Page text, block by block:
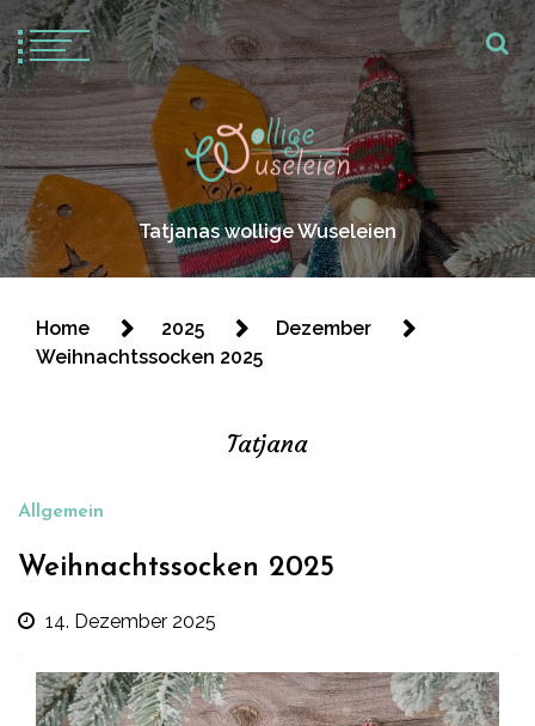
Tatjanas wollige Wuseleien
Home 2025
Dezember
Weihnachtssocken 2025
Tatjana
Allgemein
Weihnachtssocken 2025
14. Dezember 2025